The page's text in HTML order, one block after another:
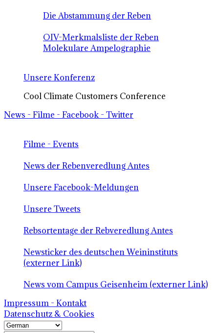
Die Abstammung der Reben
OIV-Merkmalsliste der Reben
Molekulare Ampelographie
Unsere Konferenz
Cool Climate Customers Conference
News - Filme - Facebook - Twitter
Filme - Events
News der Rebenveredlung Antes
Unsere Facebook-Meldungen
Unsere Tweets
Rebsortentage der Rebveredlung Antes
Newsticker des deutschen Weininstituts
(externer Link)
News vom Campus Geisenheim (externer Link)
Impressum - Kontakt
Datenschutz & Cookies